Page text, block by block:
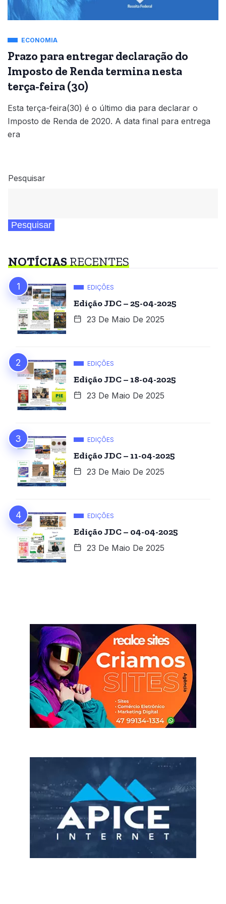
ECONOMIA
Prazo para entregar declaração do
Imposto de Renda termina nesta
terça-feira (30)
Esta terça-feira(30) é o último dia para declarar o
Imposto de Renda de 2020. A data final para entrega
era
Pesquisar
Pesquisar
NOTÍCIASRECENTES
EDIÇÕES
Edição JDC – 25-04-2025
23 De Maio De 2025
EDIÇÕES
Edição JDC – 18-04-2025
23 De Maio De 2025
EDIÇÕES
Edição JDC – 11-04-2025
23 De Maio De 2025
EDIÇÕES
Edição JDC – 04-04-2025
23 De Maio De 2025